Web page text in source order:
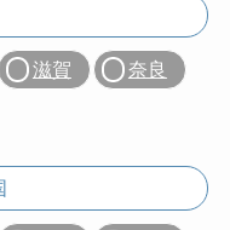
滋賀 奈良